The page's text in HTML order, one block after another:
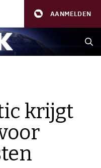
AANMELDEN
krijgt